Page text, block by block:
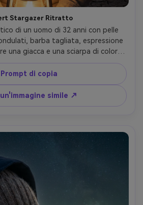
Stargazer Ritratto
di un uomo di 32 anni con pelle
barba tagliata, espressione
una giacca e una sciarpa di colore
tranquillo con dune lontane e campo
testa; Luce morbida della lanterna
riempimento fresco della luce
del cerchio; Canon R5, 50mm f/1.8,
in vita, composizione
grado di colore editoriale- -ar
Prompt di copia
simile ↗